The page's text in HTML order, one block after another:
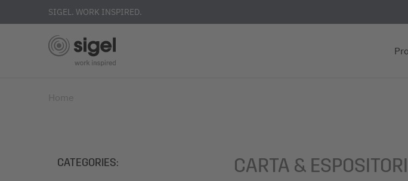
SIGEL. WORK INSPIRED.
Home
CATEGORIES:
CARTA &